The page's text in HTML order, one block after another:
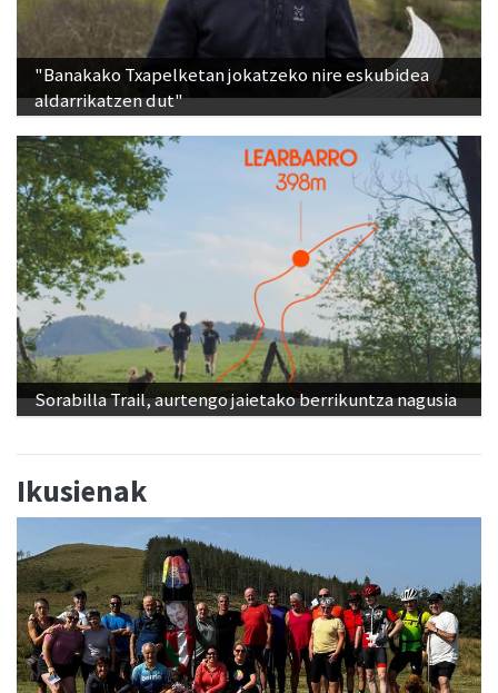
"Banakako Txapelketan jokatzeko nire eskubidea
aldarrikatzen dut"
Sorabilla Trail, aurtengo jaietako berrikuntza nagusia
Ikusienak